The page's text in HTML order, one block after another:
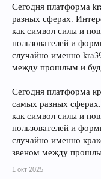
Сегодня платформа
разных сферах.
как символ силы и
пользователей и
случайно именно
между прошлым и
Сегодня платформа
самых разных
как символ силы и
пользователей и
случайно именно
звеном между
1 окт 2025